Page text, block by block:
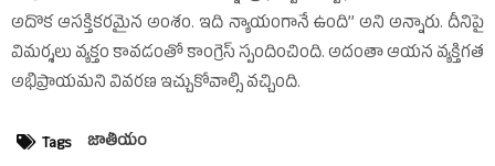
అదొక ఆసక్తికరమైన అంశం. ఇది న్యాయంగానే ఉంది’’ అని అన్నారు. దీనిపై
విమర్శలు వ్యక్తం కావడంతో కాంగ్రెస్‌ స్పందించింది. అదంతా ఆయన వ్యక్తిగత
అభిప్రాయమని వివరణ ఇచ్చుకోవాల్సి వచ్చింది.
Tags జాతీయం